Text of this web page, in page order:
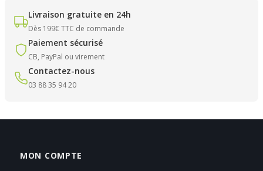
Livraison gratuite en 24h
Dès 199€ TTC de commande
Paiement sécurisé
CB, PayPal ou virement
Contactez-nous
03 88 35 94 20
MON COMPTE